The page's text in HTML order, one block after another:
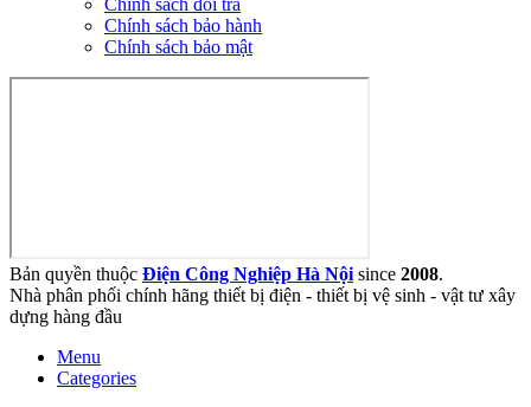
Chính sách đổi trả
Chính sách bảo hành
Chính sách bảo mật
Bản quyền thuộc Điện Công Nghiệp Hà Nội since 2008.
Nhà phân phối chính hãng thiết bị điện - thiết bị vệ sinh - vật tư xây
dựng hàng đầu
Menu
Categories